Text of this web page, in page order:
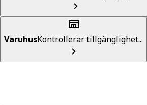
VaruhusKontrollerar tillgänglighet...